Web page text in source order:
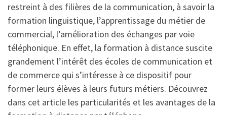
restreint à des filières de la communication, à savoir la
formation linguistique, l’apprentissage du métier de
commercial, l’amélioration des échanges par voie
téléphonique. En effet, la formation à distance suscite
grandement l’intérêt des écoles de communication et
de commerce qui s’intéresse à ce dispositif pour
former leurs élèves à leurs futurs métiers. Découvrez
dans cet article les particularités et les avantages de la